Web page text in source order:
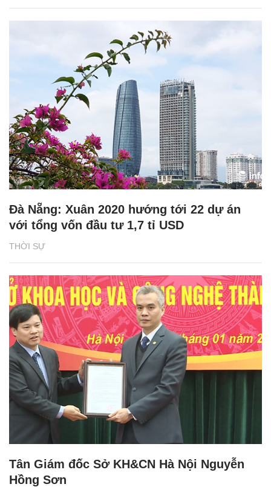
THỜI SỰ
Đà Nẵng: Xuân 2020 hướng tới 22 dự án
với tổng vốn đầu tư 1,7 tỉ USD
Tân Giám đốc Sở KH&CN Hà Nội Nguyễn
Hồng Sơn